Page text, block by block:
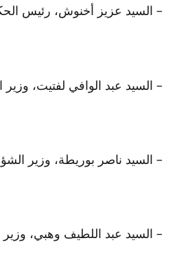
– السيد عزيز أخنوش، رئيس
– السيد عبد الوافي لفتيت، وزير
– السيد ناصر بوريطة، وزير
– السيد عبد اللطيف وهبي، وزير